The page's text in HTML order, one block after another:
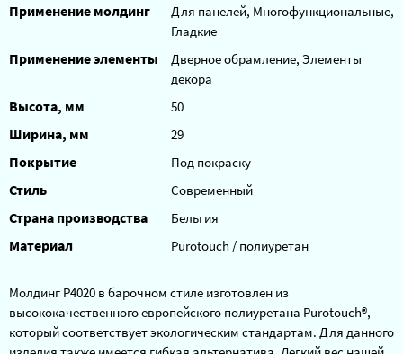
Применение молдинг
Для панелей, Многофункциональные,
Гладкие
Применение элементы
Дверное обрамление, Элементы
декора
Высота, мм 50
Ширина, мм 29
Покрытие Под покраску
Стиль Современный
Страна производства Бельгия
Материал Purotouch / полиуретан
Молдинг P4020 в барочном стиле изготовлен из
высококачественного европейского полиуретана Purotouch®,
который соответствует экологическим стандартам. Для данного